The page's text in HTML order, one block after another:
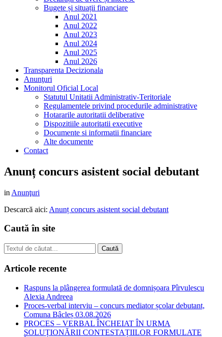
Bugete și situații financiare
Anul 2021
Anul 2022
Anul 2023
Anul 2024
Anul 2025
Anul 2026
Transparenta Decizionala
Anunţuri
Monitorul Oficial Local
Statutul Unitatii Administrativ-Teritoriale
Regulamentele privind procedurile administrative
Hotararile autoritatii deliberative
Dispozitiile autoritatii executive
Documente si informatii financiare
Alte documente
Contact
Anunț concurs asistent social debutant
in Anunţuri
Descarcă aici: Anunț concurs asistent social debutant
Caută în site
Articole recente
Raspuns la plângerea formulată de domnișoara Pîrvulescu
Alexia Andreea
Proces-verbal interviu – concurs mediator școlar debutant,
Comuna Bâcleș 03.08.2026
PROCES – VERBAL ÎNCHEIAT ÎN URMA
SOLUȚIONĂRII CONTESTAȚIILOR FORMULATE